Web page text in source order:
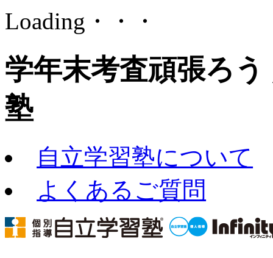
Loading・・・
学年末考査頑張ろ
塾
自立学習塾について
よくあるご質問